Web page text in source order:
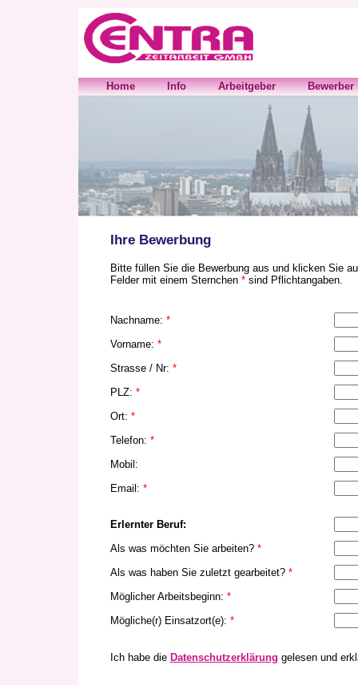
Home Info Arbeitgeber Bewerber
Ihre Bewerbung
Bitte füllen Sie die Bewerbung aus und klicken Sie
Felder mit einem Sternchen *sind Pflichtangaben.
Nachname: *
Vorname: *
Strasse / Nr: *
PLZ: *
Ort: *
Telefon: *
Mobil:
Email: *
Erlernter Beruf:
Als was möchten Sie arbeiten? *
Als was haben Sie zuletzt gearbeitet? *
Möglicher Arbeitsbeginn: *
Mögliche(r) Einsatzort(e): *
Ich habe die Datenschutzerklärung gelesen und